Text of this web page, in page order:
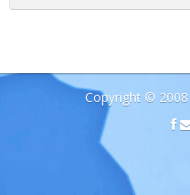
Copyright ©